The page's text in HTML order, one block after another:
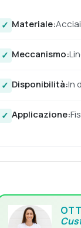
Materiale:
Meccanismo:
Disponibilità:In
Applicazione: